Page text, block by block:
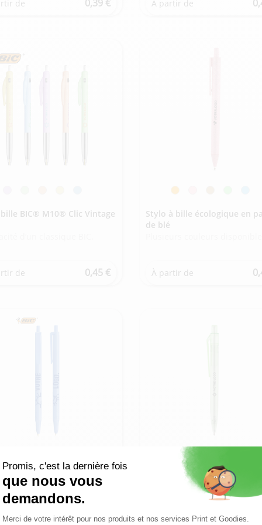
de 0,39 € À partir de
BIC® M10® Clic Vintage
de 0,45 €
Stylo à bille écologique en
de blé
À partir de
Stic bille
en plusieurs couleurs
Stylo à bille RPET